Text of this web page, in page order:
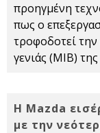
προηγμένη
πως o
τροφοδοτεί
γενιάς (ΜΙΒ)
Η Mazda
με την